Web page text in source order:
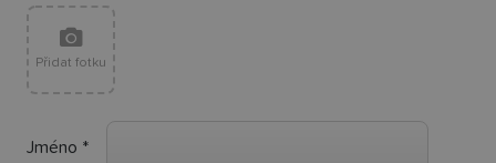
Přidat fotku
Jméno *